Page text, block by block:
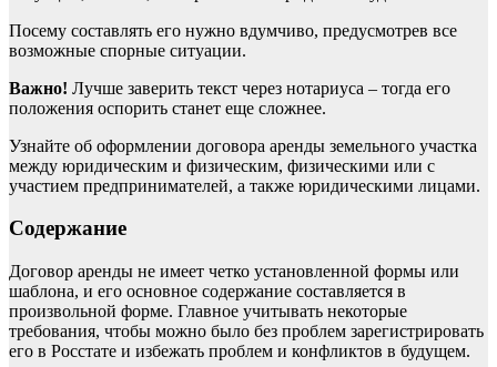
Посему составлять его нужно вдумчиво, предусмотрев все
возможные спорные ситуации.
Важно! Лучше заверить текст через нотариуса – тогда его
положения оспорить станет еще сложнее.
Узнайте об оформлении договора аренды земельного участка
между юридическим и физическим, физическими или с
участием предпринимателей, а также юридическими лицами.
Содержание
Договор аренды не имеет четко установленной формы или
шаблона, и его основное содержание составляется в
произвольной форме. Главное учитывать некоторые
требования, чтобы можно было без проблем зарегистрировать
его в Росстате и избежать проблем и конфликтов в будущем.